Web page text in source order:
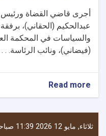
أجرى قاضي القضاة ورئيس
عبدالحكيم (الحقاني)،
والسياسات في المحكمة
(فیضاني)، ونائب الرئاسة. . .
Read more
قام
قاضي
القضاة
ثلاثاء, مايو 12 2026 11:39 صباحا